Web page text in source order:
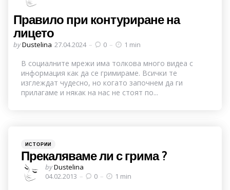
Правило при контуриране на
лицето
Posted
byDustelina 27.04.2024 0 1 min
В социалните мрежи има толкова много видеа с
информация как да се гримираме. Всички те
изглеждат чудесно, но когато започнем да ги
прилагаме и някак на нас не стоят по...
Categories
Posted
ИСТОРИИ
Прекаляваме ли с грима ?
Posted
by
byDustelina
04.02.2013
0 1 min